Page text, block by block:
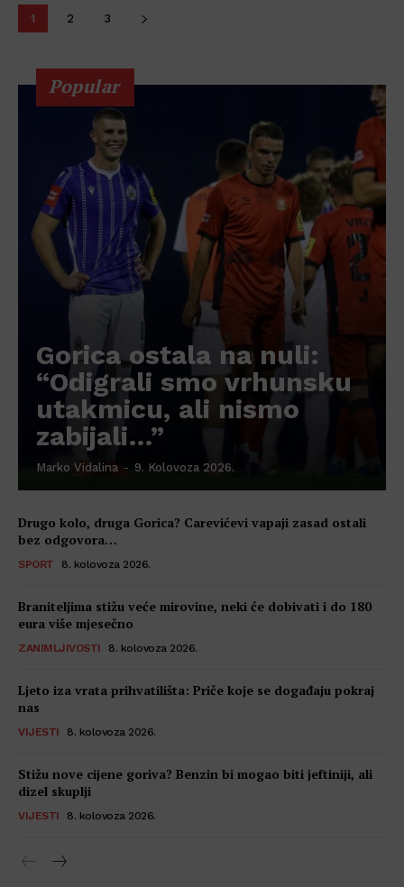
1 2 3
Popular
Gorica ostala na nuli:
“Odigrali smo vrhunsku
utakmicu, ali nismo
zabijali…”
Marko Vidalina - 9. Kolovoza 2026.
Drugo kolo, druga Gorica? Carevićevi vapaji zasad ostali
bez odgovora…
SPORT 8. kolovoza 2026.
Braniteljima stižu veće mirovine, neki će dobivati i do 180
eura više mjesečno
ZANIMLJIVOSTI 8. kolovoza 2026.
Ljeto iza vrata prihvatilišta: Priče koje se događaju pokraj
nas
VIJESTI 8. kolovoza 2026.
Stižu nove cijene goriva? Benzin bi mogao biti jeftiniji, ali
dizel skuplji
VIJESTI 8. kolovoza 2026.